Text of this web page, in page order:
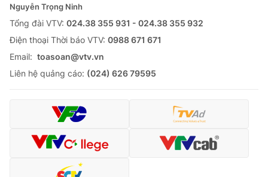
Nguyễn Trọng Ninh
Tổng đài VTV: 024.38 355 931 - 024.38 355 932
Ðiện thoại Thời báo VTV: 0988 671 671
Email: toasoan@vtv.vn
Liên hệ quảng cáo: (024) 626 79595